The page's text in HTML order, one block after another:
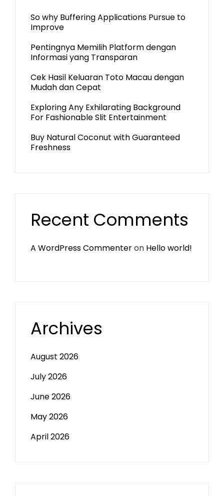
So why Buffering Applications Pursue to
Improve
Pentingnya Memilih Platform dengan
Informasi yang Transparan
Cek Hasil Keluaran Toto Macau dengan
Mudah dan Cepat
Exploring Any Exhilarating Background
For Fashionable Slit Entertainment
Buy Natural Coconut with Guaranteed
Freshness
Recent Comments
A WordPress Commenteron Hello world!
Archives
August 2026
July 2026
June 2026
May 2026
April 2026